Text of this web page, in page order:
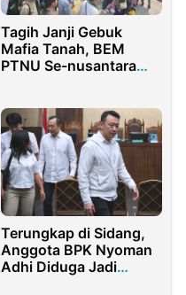
Tagih Janji Gebuk
Mafia Tanah, BEM
PTNU Se-nusantara
Terungkap di Sidang,
Anggota BPK Nyoman
Adhi Diduga Jadi